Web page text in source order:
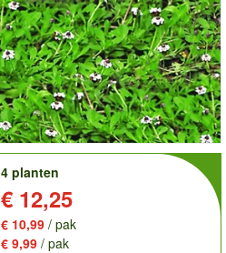
4 planten
€ 12,25
€ 10,99 / pak
€ 9,99 / pak